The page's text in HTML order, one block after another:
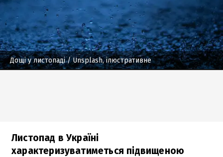
Дощі у листопаді/ Unsplash, ілюстративне
Листопад в Україні
характеризуватиметься підвищеною